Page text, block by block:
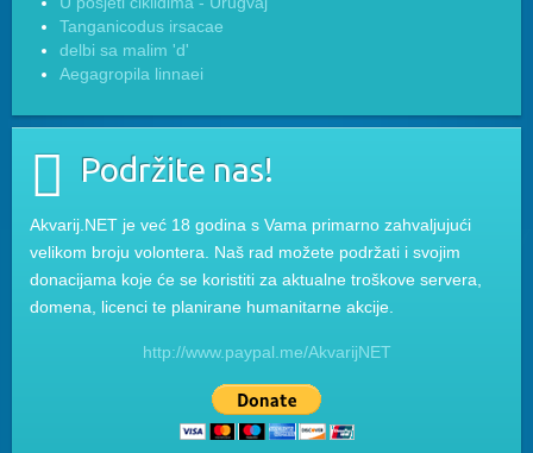
Tanganicodus irsacae
delbi sa malim 'd'
Aegagropila linnaei
Podržite nas!
Akvarij.NET je već 18 godina s Vama primarno zahvaljujući
velikom broju volontera. Naš rad možete podržati i svojim
donacijama koje će se koristiti za aktualne troškove servera,
domena, licenci te planirane humanitarne akcije.
http://www.paypal.me/AkvarijNET